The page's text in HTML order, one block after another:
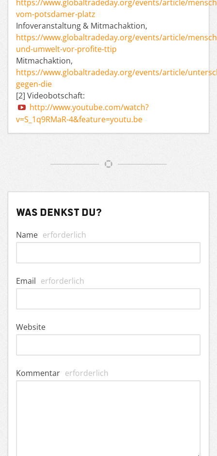
https://www.globaltradeday.org/events/article/
vom-potsdamer-platz
Infoveranstaltung & Mitmachaktion,
https://www.globaltradeday.org/events/article/
und-umwelt-vor-profite-ttip
Mitmachaktion,
https://www.globaltradeday.org/events/article/
gegen-die
[2] Videobotschaft:
http://www.youtube.com/watch?
v=S_1q9RMaR-4&feature=youtu.be
Was denkst du?
Name erforderlich
Email erforderlich
Website
Kommentar erforderlich